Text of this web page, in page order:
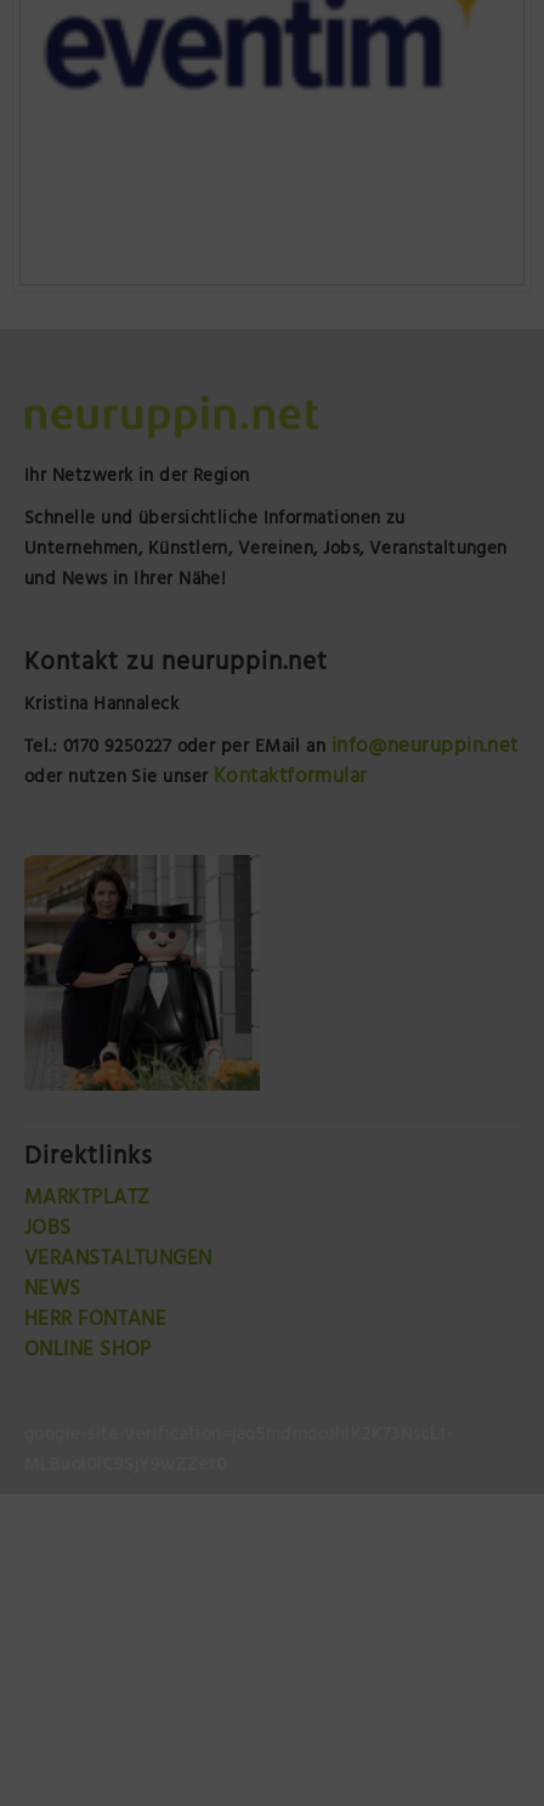
Ihr Netzwerk in der Region
Schnelle und übersichtliche Informationen zu
Unternehmen, Künstlern, Vereinen, Jobs, Veranstaltungen
und News in Ihrer Nähe!
Kontakt zu neuruppin.net
Kristina Hannaleck
Tel.: 0170 9250227 oder per EMail an info@neuruppin.net
oder nutzen Sie unser Kontaktformular
Direktlinks
MARKTPLATZ
JOBS
VERANSTALTUNGEN
NEWS
HERR FONTANE
ONLINE SHOP